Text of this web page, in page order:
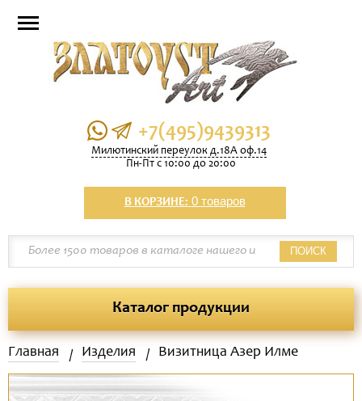
+7(495)9439313
Милютинский переулок д.18А оф.14
Пн-Пт с 10:00 до 20:00
В КОРЗИНЕ: 0 товаров
ПОИСК
Каталог продукции
Главная Изделия Визитница Азер Илме